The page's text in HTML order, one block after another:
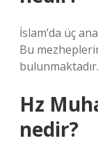
İslam’da üç
Bu
bulunmaktadır.
Hz
nedir?